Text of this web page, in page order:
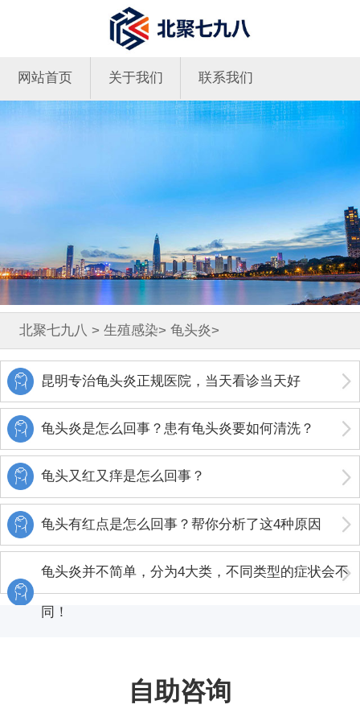
网站首页 关于我们 联系我们
北聚七九八 > 生殖感染> 龟头炎>
昆明专治龟头炎正规医院，当天看诊当天好
龟头炎是怎么回事？患有龟头炎要如何清洗？
龟头又红又痒是怎么回事？
龟头有红点是怎么回事？帮你分析了这4种原因
龟头炎并不简单，分为4大类，不同类型的症状会不
同！
自助咨询